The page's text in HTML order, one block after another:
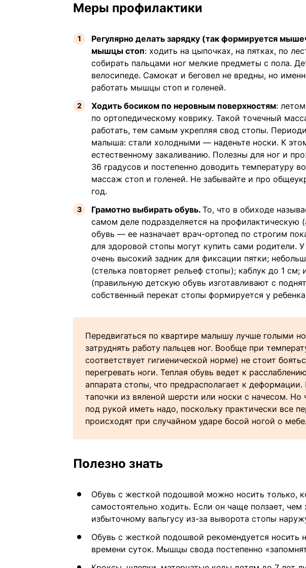
Меры профилактики
Регулярно делать зарядку (так формируется
мышцы стоп: ходить на цыпочках, на пятках, по
собирать пальцами ног мелкие предметы с пола.
велосипеде. Самокат и беговел не вредны, но
работать мышцы стоп и голеней.
Ходить босиком по неровным поверхностям:
по ортопедическому коврику. Такой точечный
работать, тем самым укрепляя свод стопы.
малыша: стали холодными — наденьте носки. К
естественному закаливанию. Полезны для ног и
36 градусов и постепенно доводить температуру
массаж стоп и голеней. Не забывайте и про
год.
Грамотно выбирать обувь. То, что в обиходе
самом деле подразделяется на профилактическую
обувь — ее назначает врач-ортопед по строгим
для здоровой стопы могут купить сами родители.
очень высокий задник для фиксации пятки;
(стелька повторяет рельеф стопы); каблук до 1 см;
(правильную детскую обувь изготавливают с
собственный перекат стопы формируется у
Передвигаться по квартире малышу лучше голыми
затруднять работу пальцев ног. Вообще при
соответствует гигиенической норме) не стоит
перегревать ноги. Теплая обувь ведет к
аппарата стопы, что предрасполагает к
тапочки из вяленой шерсти или носки с начесом.
под рукой иметь надо, поскольку практически все
происходят при случайном ударе босой ногой о
Полезно знать
Обувь с жесткой подошвой можно носить только,
самостоятельно ходить. Если он чаще ползает,
избыточному вальгусу из-за выворота стопы
Обувь с жесткой подошвой рекомендуется носить
времени суток. Мышцы свода постепенно